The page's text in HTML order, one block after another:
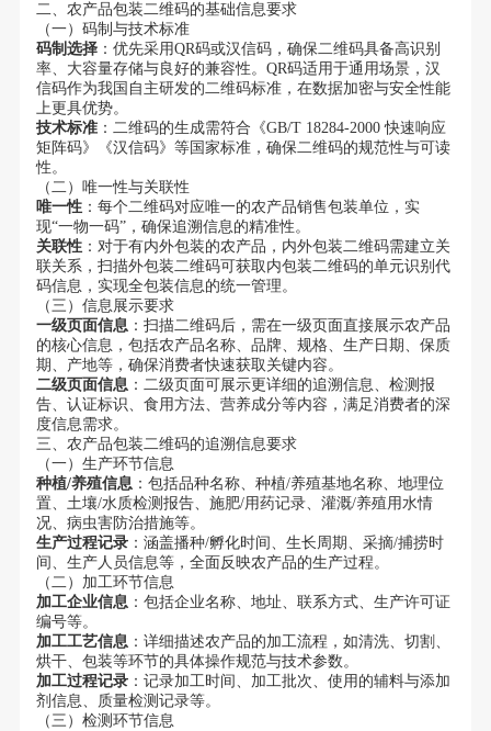
二、农产品包装二维码的基础信息要求
（一）码制与技术标准
码制选择：优先采用QR码或汉信码，确保二维码具备高识别
率、大容量存储与良好的兼容性。QR码适用于通用场景，汉
信码作为我国自主研发的二维码标准，在数据加密与安全性能
上更具优势。
技术标准：二维码的生成需符合《GB/T 18284-2000 快速响应
矩阵码》《汉信码》等国家标准，确保二维码的规范性与可读
性。
（二）唯一性与关联性
唯一性：每个二维码对应唯一的农产品销售包装单位，实
现“一物一码”，确保追溯信息的精准性。
关联性：对于有内外包装的农产品，内外包装二维码需建立关
联关系，扫描外包装二维码可获取内包装二维码的单元识别代
码信息，实现全包装信息的统一管理。
（三）信息展示要求
一级页面信息：扫描二维码后，需在一级页面直接展示农产品
的核心信息，包括农产品名称、品牌、规格、生产日期、保质
期、产地等，确保消费者快速获取关键内容。
二级页面信息：二级页面可展示更详细的追溯信息、检测报
告、认证标识、食用方法、营养成分等内容，满足消费者的深
度信息需求。
三、农产品包装二维码的追溯信息要求
（一）生产环节信息
种植/养殖信息：包括品种名称、种植/养殖基地名称、地理位
置、土壤/水质检测报告、施肥/用药记录、灌溉/养殖用水情
况、病虫害防治措施等。
生产过程记录：涵盖播种/孵化时间、生长周期、采摘/捕捞时
间、生产人员信息等，全面反映农产品的生产过程。
（二）加工环节信息
加工企业信息：包括企业名称、地址、联系方式、生产许可证
编号等。
加工工艺信息：详细描述农产品的加工流程，如清洗、切割、
烘干、包装等环节的具体操作规范与技术参数。
加工过程记录：记录加工时间、加工批次、使用的辅料与添加
剂信息、质量检测记录等。
（三）检测环节信息